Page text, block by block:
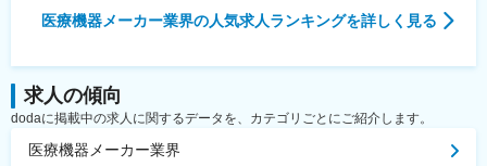
医療機器メーカー業界の人気求人ランキングを詳しく見る
求人の傾向
dodaに掲載中の求人に関するデータを、カテゴリごとにご紹介します。
医療機器メーカー業界